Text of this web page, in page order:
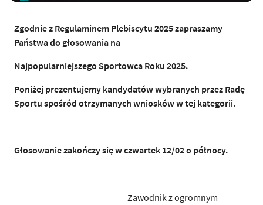
Zgodnie z Regulaminem Plebiscytu 2025 zapraszamy
Państwa do głosowania na
Najpopularniejszego Sportowca Roku 2025.
Poniżej prezentujemy kandydatów wybranych przez Radę
Sportu spośród otrzymanych wniosków w tej kategorii.
Głosowanie zakończy się w czwartek 12/02 o północy.
Zawodnik z ogromnym